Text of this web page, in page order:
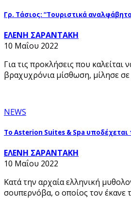
Γρ. Τάσιος: “Τουριστικά
ΕΛΕΝΗ ΣΑΡΑΝΤΑΚΗ
10 Μαΐου 2022
Για τις προκλήσεις που καλείται
βραχυχρόνια μίσθωση, μίλησε
NEWS
Το Asterion Suites & Spa υποδέχεται
ΕΛΕΝΗ ΣΑΡΑΝΤΑΚΗ
10 Μαΐου 2022
Κατά την αρχαία ελληνική
σουπερνόβα, ο οποίος τον έκανε